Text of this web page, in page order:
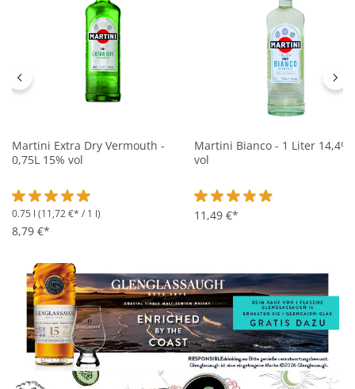
Martini Extra Dry Vermouth -
0,75L 15% vol
Durchschnittliche Bewertung von 5 von 5 Sternen
0.75 l (11,72 €* / 1 l)
8,79 €*
Martini Bianco - 1 Liter 14,4%
vol
Durchschnittliche
11,49 €*